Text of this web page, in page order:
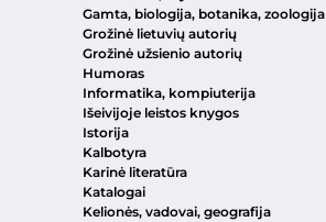
Gamta, biologija, botanika, zoologija
Grožinė lietuvių autorių
Grožinė užsienio autorių
Humoras
Informatika, kompiuterija
Išeivijoje leistos knygos
Istorija
Kalbotyra
Karinė literatūra
Katalogai
Kelionės, vadovai, geografija